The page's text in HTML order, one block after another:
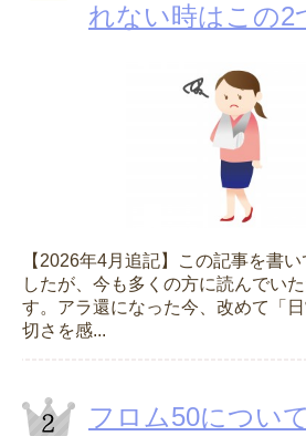
れない時はこの2
【2026年4月追記】この記事を書
したが、今も多くの方に読んでい
す。アラ還になった今、改めて「
切さを感...
フロム50につい